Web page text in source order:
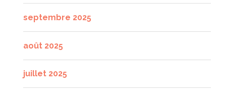
septembre 2025
août 2025
juillet 2025